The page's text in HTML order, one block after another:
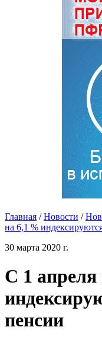
Главная / Новости /
на 6,1 %
30 марта 2020 г.
С 1 апреля
пенсии